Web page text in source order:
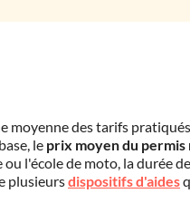
des tarifs
le prix moyen du permis
l'école de moto, la durée
plusieursdispositifs d'aides